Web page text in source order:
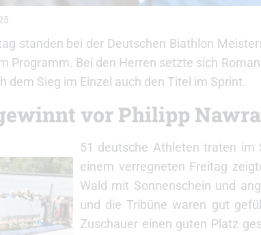
standen bei der Deutschen Biathlon
Programm. Bei den Herren setzte sich
dem Sieg im Einzel auch den Titel im Sprint.
vor Philipp
51 deutsche Athleten traten im
einem verregneten Freitag
Wald mit Sonnenschein und
und die Tribüne waren gut
Zuschauer einen guten Platz